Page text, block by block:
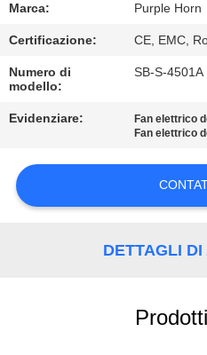
CONTATTICI
RICHIEDA
UNA
MAPPA
Marca: Purple Horn
Certificazione: CE, EMC,
Numero di
modello:
SB-S-4501A
Evidenziare: Fan elettrico
Fan elettrico
DETTAGLI